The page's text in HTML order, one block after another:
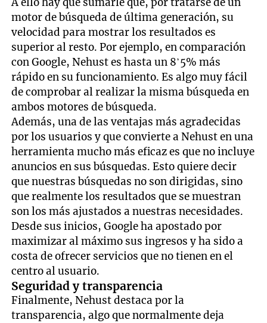
motor de búsqueda de última generación, su
velocidad para mostrar los resultados es
superior al resto. Por ejemplo, en comparación
con Google, Nehust es hasta un 8’5% más
rápido en su funcionamiento. Es algo muy fácil
de comprobar al realizar la misma búsqueda en
ambos motores de búsqueda.
Además, una de las ventajas más agradecidas
por los usuarios y que convierte a Nehust en una
herramienta mucho más eficaz es que no incluye
anuncios en sus búsquedas. Esto quiere decir
que nuestras búsquedas no son dirigidas, sino
que realmente los resultados que se muestran
son los más ajustados a nuestras necesidades.
Desde sus inicios, Google ha apostado por
maximizar al máximo sus ingresos y ha sido a
costa de ofrecer servicios que no tienen en el
centro al usuario.
Seguridad y transparencia
Finalmente, Nehust destaca por la
transparencia, algo que normalmente deja